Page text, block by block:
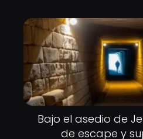
Bajo el asedio de
de escape y